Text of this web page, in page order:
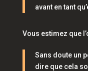
avant en tant
Vous estimez que
Sans doute un
dire que cela